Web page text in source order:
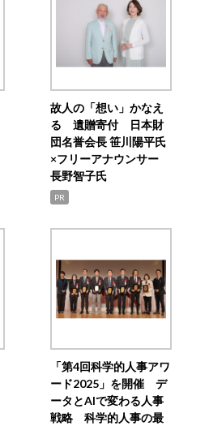
故人の「想い」かなえ
る 遺贈寄付 日本財
団名誉会長 笹川陽平氏
×フリーアナウンサー
長野智子氏
PR
「第4回科学的人事アワ
ード2025」を開催 デ
ータとAIで変わる人事
戦略 科学的人事の最